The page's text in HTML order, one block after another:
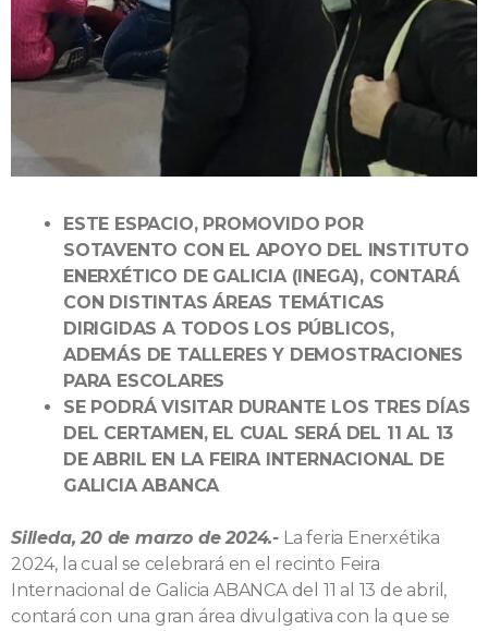
ESTE ESPACIO, PROMOVIDO POR
SOTAVENTO CON EL APOYO DEL INSTITUTO
ENERXÉTICO DE GALICIA (INEGA), CONTARÁ
CON DISTINTAS ÁREAS TEMÁTICAS
DIRIGIDAS A TODOS LOS PÚBLICOS,
ADEMÁS DE TALLERES Y DEMOSTRACIONES
PARA ESCOLARES
SE PODRÁ VISITAR DURANTE LOS TRES DÍAS
DEL CERTAMEN, EL CUAL SERÁ DEL 11 AL 13
DE ABRIL EN LA FEIRA INTERNACIONAL DE
GALICIA ABANCA
Silleda, 20 de marzo de 2024.- La feria Enerxétika
2024, la cual se celebrará en el recinto Feira
Internacional de Galicia ABANCA del 11 al 13 de abril,
contará con una gran área divulgativa con la que se